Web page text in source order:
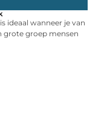
ideaal wanneer je van
grote groep mensen